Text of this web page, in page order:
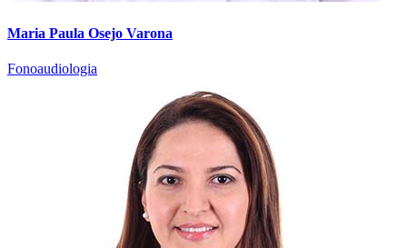
Maria Paula Osejo Varona
Fonoaudiologia